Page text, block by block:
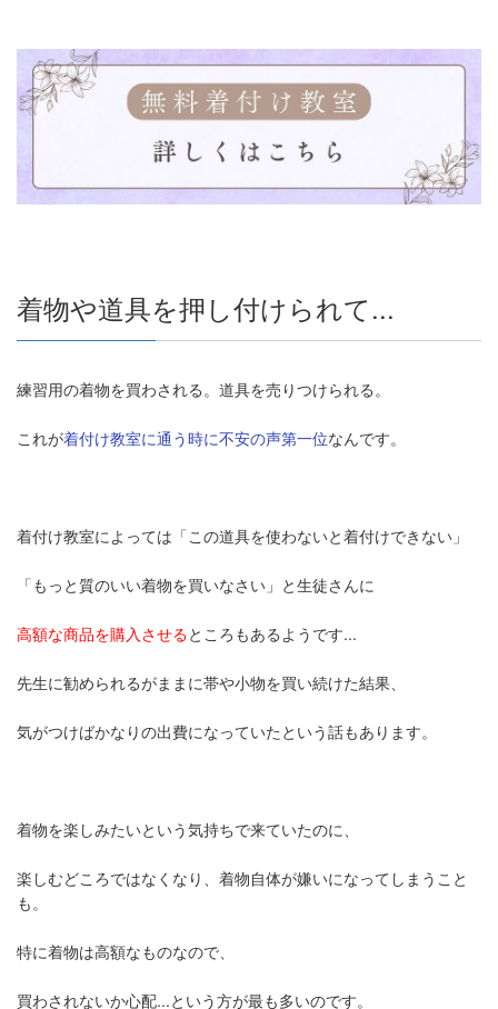
着物や道具を押し付けられて...
練習用の着物を買わされる。道具を売りつけられる。
これが着付け教室に通う時に不安の声第一位なんです。
着付け教室によっては「この道具を使わないと着付けできない」
「もっと質のいい着物を買いなさい」と生徒さんに
高額な商品を購入させるところもあるようです...
先生に勧められるがままに帯や小物を買い続けた結果、
気がつけばかなりの出費になっていたという話もあります。
着物を楽しみたいという気持ちで来ていたのに、
楽しむどころではなくなり、着物自体が嫌いになってしまうこと
も。
特に着物は高額なものなので、
買わされないか心配...という方が最も多いのです。